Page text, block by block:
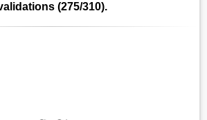
(275/310).